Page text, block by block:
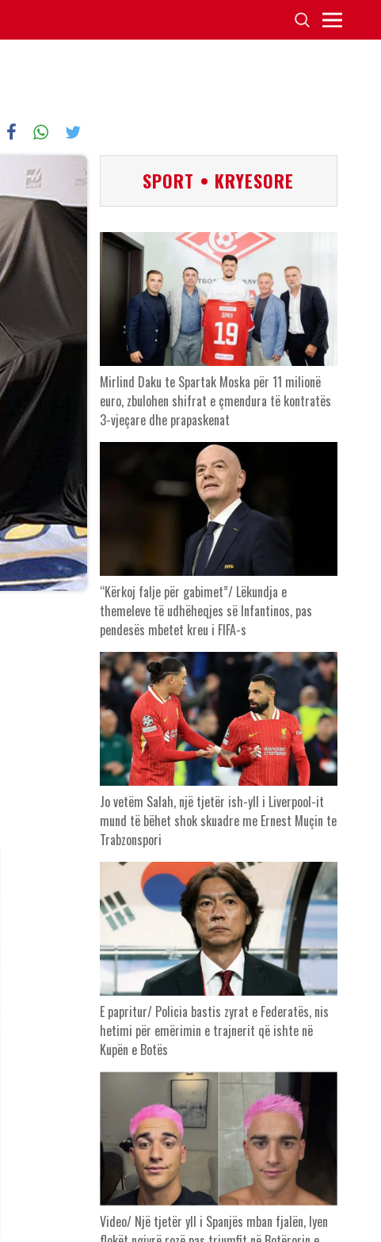
SPORT • KRYESORE
Mirlind Daku te Spartak Moska për 11 milionë
euro, zbulohen shifrat e çmendura të kontratës
3-vjeçare dhe prapaskenat
“Kërkoj falje për gabimet”/ Lëkundja e
themeleve të udhëheqjes së Infantinos, pas
pendesës mbetet kreu i FIFA-s
Jo vetëm Salah, një tjetër ish-yll i Liverpool-it
mund të bëhet shok skuadre me Ernest Muçin te
Trabzonspori
E papritur/ Policia bastis zyrat e Federatës, nis
hetimi për emërimin e trajnerit që ishte në
Kupën e Botës
Video/ Një tjetër yll i Spanjës mban fjalën, lyen